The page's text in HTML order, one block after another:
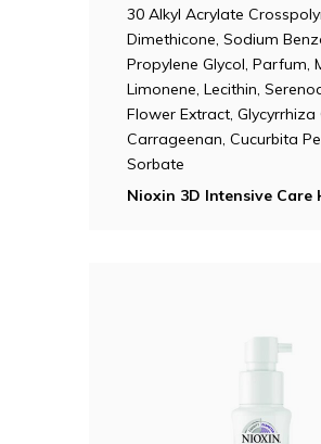
30 Alkyl Acrylate
Dimethicone, Sodium
Propylene Glycol, Parfum,
Limonene, Lecithin,
Flower Extract,
Carrageenan, Cucurbita
Sorbate
Nioxin 3D Intensive